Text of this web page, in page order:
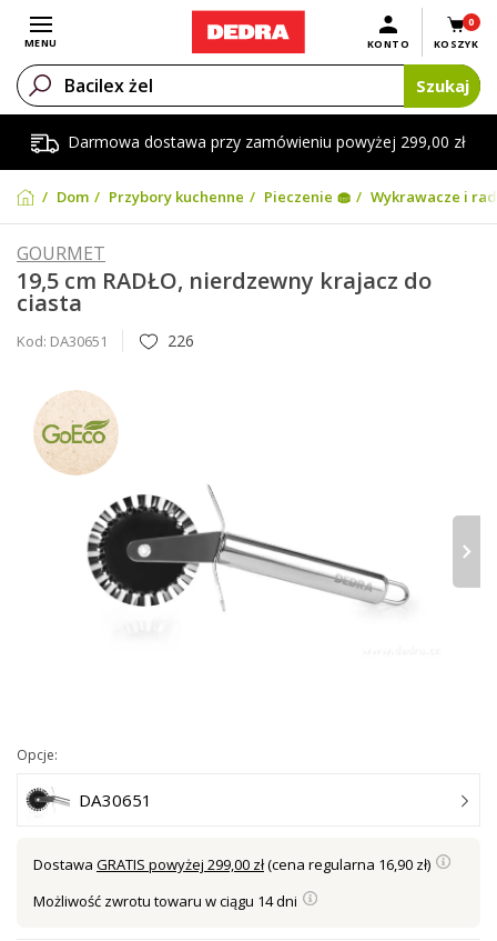
Darmowa dostawa przy zamówieniu powyżej 299,00 zł
Otwórz menu
MENU
0
KOSZYK
KONTO
Szukaj
Dom Przybory kuchenne Pieczenie 🧁 Wykrawacze i
GOURMET
19,5 cm RADŁO, nierdzewny krajacz do
ciasta
Kod: DA30651 226
›
Opcje:
DA30651
Dostawa GRATIS powyżej 299,00 zł(cena regularna 16,90 zł)
Możliwość zwrotu towaru w ciągu 14 dni